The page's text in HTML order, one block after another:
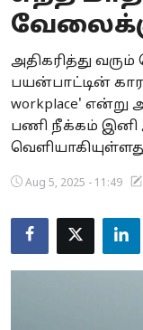
Business
Crime
Tamilnadu
National
World
Astrology
Spirituality
அதிகரித்து
பயன்பாட்டின்
workplace'
பணி நீக்கம் இனி
Aug 5, 2025 - 11:49